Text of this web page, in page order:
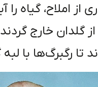
املاح، گیاه را
خارج
تا رگبرگ‌ها با